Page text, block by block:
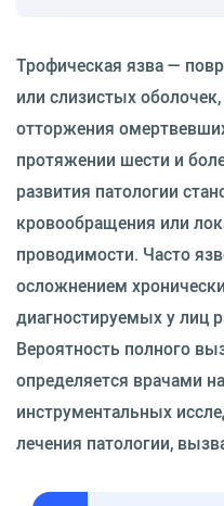
Трофическая язва —
или слизистых
отторжения
протяжении шести и
развития патологии
кровообращения или
проводимости. Часто
осложнением
диагностируемых у лиц
Вероятность полного
определяется врачами
инструментальных
лечения патологии,